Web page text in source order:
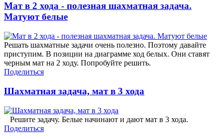
Мат в 2 хода - полезная шахматная задача.
Матуют белые
Решать шахматные задачи очень полезно. Поэтому давайте
приступим. В позиции на диаграмме ход белых. Они ставят
черным мат на 2 ходу. Попробуйте решить.
Поделиться
Шахматная задача, мат в 3 хода
Решите задачу. Белые начинают и дают мат в 3 хода.
Поделиться